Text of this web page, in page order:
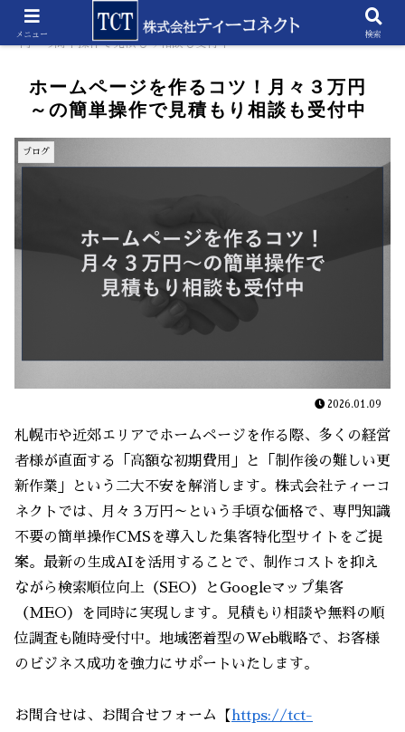
ホーム ブログ
ホームページを作るコツ！月々３万
円～の簡単操作で見積もり相談も受付中
ホームページを作るコツ！月々３万円
～の簡単操作で見積もり相談も受付中
ブログ
2026.01.09
札幌市や近郊エリアでホームページを作る際、多くの経営
者様が直面する「高額な初期費用」と「制作後の難しい更
新作業」という二大不安を解消します。株式会社ティーコ
ネクトでは、月々３万円～という手頃な価格で、専門知識
不要の簡単操作CMSを導入した集客特化型サイトをご提
案。最新の生成AIを活用することで、制作コストを抑え
ながら検索順位向上（SEO）とGoogleマップ集客
（MEO）を同時に実現します。見積もり相談や無料の順
位調査も随時受付中。地域密着型のWeb戦略で、お客様
のビジネス成功を強力にサポートいたします。
お問合せは、お問合せフォーム【 https://tct-
メニュー 検索